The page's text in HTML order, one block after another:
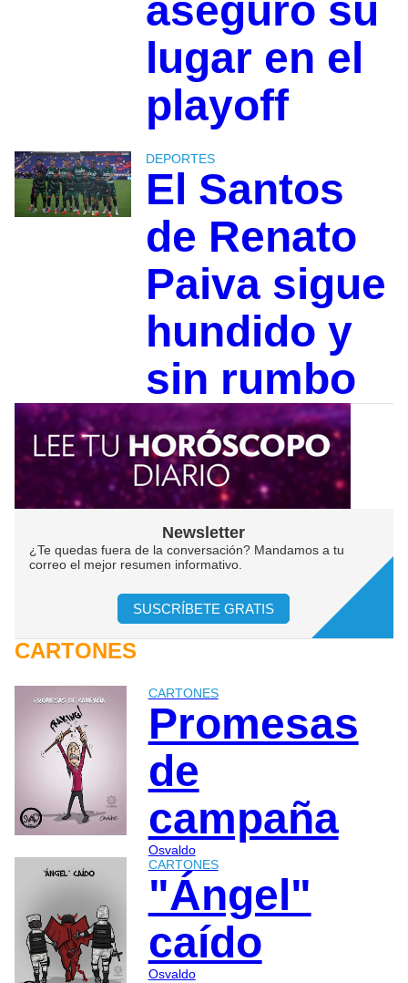
aseguró su
lugar en el
playoff
DEPORTES
El Santos
de Renato
Paiva sigue
hundido y
sin rumbo
Newsletter
¿Te quedas fuera de la conversación? Mandamos a tu
correo el mejor resumen informativo.
SUSCRÍBETE GRATIS
CARTONES
CARTONES
Promesas
de
campaña
Osvaldo
CARTONES
"Ángel"
caído
Osvaldo